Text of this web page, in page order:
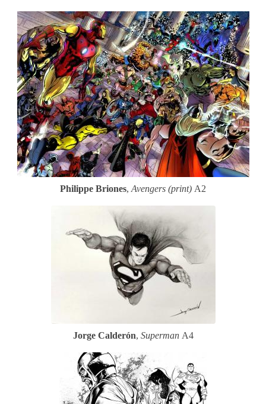
Philippe Briones, Avengers (print) A2
Jorge Calderón, Superman A4